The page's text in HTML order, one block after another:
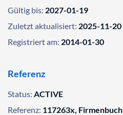
Gültig bis: 2027-01-19
Zuletzt aktualisiert: 2025-11-20
Registriert am: 2014-01-30
Referenz
Status: ACTIVE
Referenz: 117263x, Firmenbuch